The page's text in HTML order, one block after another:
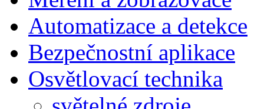
Automatizace a detekce
Bezpečnostní aplikace
Osvětlovací technika